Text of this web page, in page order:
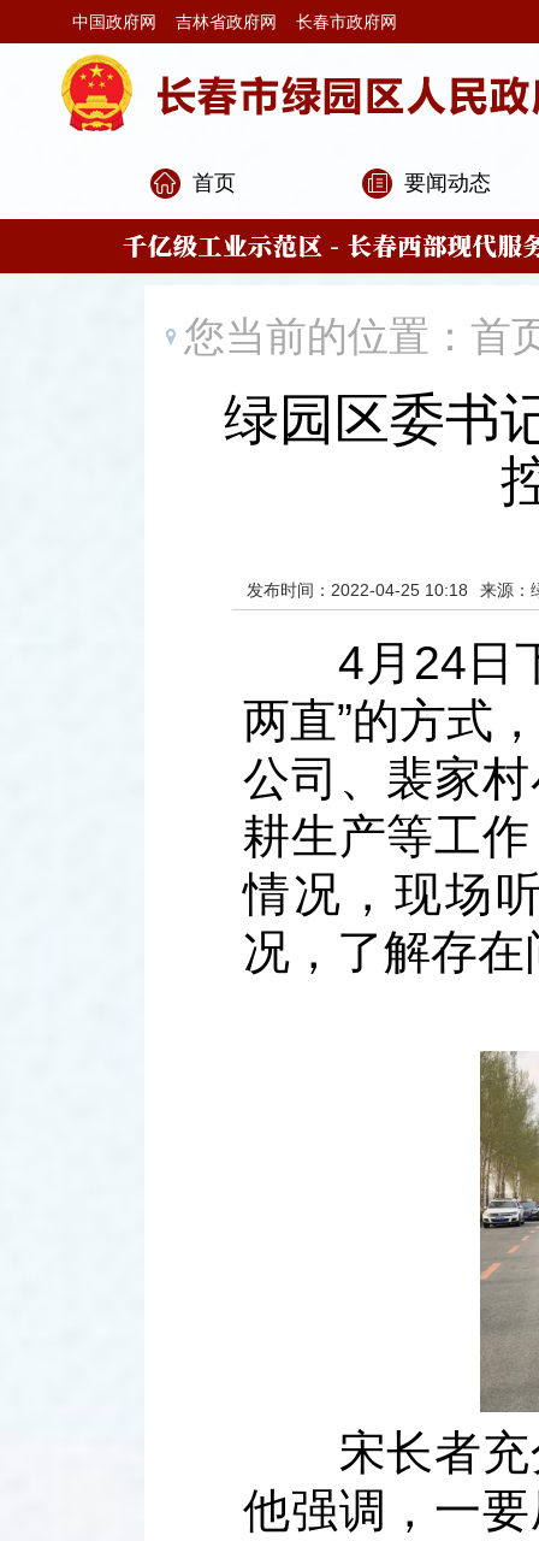
中国政府网 吉林省政府网 长春市政府网
首页 要闻动态
您当前的位置： 首
绿园区委书
发布时间：2022-04-25 10:18 来源：
4月24日下
两直”的方式
公司、裴家
耕生产等工
情况，现场
况，了解存
宋长者充
他强调，一